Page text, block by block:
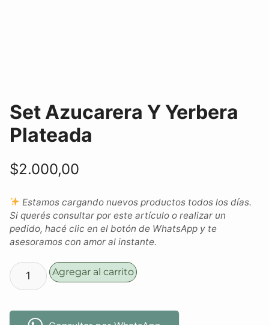
Set Azucarera Y Yerbera
Plateada
$2.000,00
Estamos cargando nuevos productos todos los días.
Si querés consultar por este artículo o realizar un
pedido, hacé clic en el botón de WhatsApp y te
asesoramos con amor al instante.
Agregar al carrito